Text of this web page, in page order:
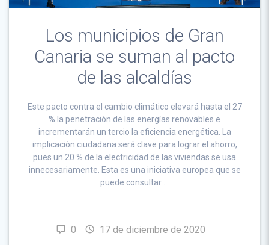
Los municipios de Gran
Canaria se suman al pacto
de las alcaldías
Este pacto contra el cambio climático elevará hasta el 27
% la penetración de las energías renovables e
incrementarán un tercio la eficiencia energética. La
implicación ciudadana será clave para lograr el ahorro,
pues un 20 % de la electricidad de las viviendas se usa
innecesariamente. Esta es una iniciativa europea que se
puede consultar …
0 17 de diciembre de 2020